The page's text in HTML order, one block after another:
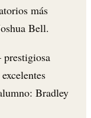
más
Bell.
Bradley